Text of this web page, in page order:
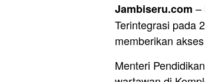
Jambiseru.com –
Terintegrasi pada
memberikan
Menteri